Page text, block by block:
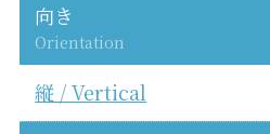
向き
Orientation
縦 / Vertical